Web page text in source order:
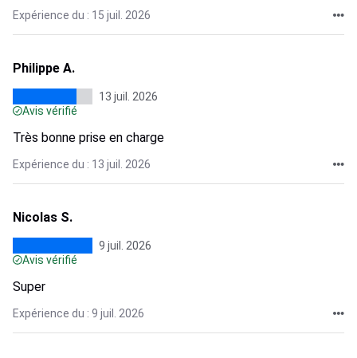
Expérience du : 15 juil. 2026
Philippe A.
13 juil. 2026
Avis vérifié
Très bonne prise en charge
Expérience du : 13 juil. 2026
Nicolas S.
9 juil. 2026
Avis vérifié
Super
Expérience du : 9 juil. 2026